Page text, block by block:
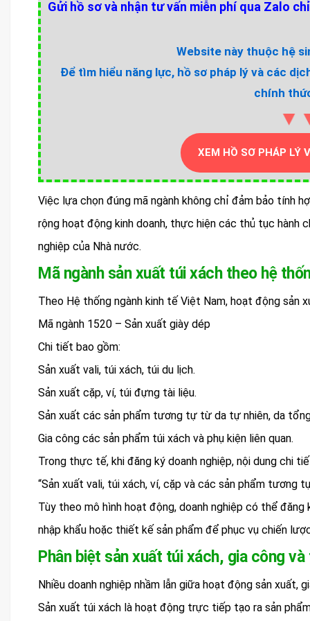
Gửi hồ sơ và nhận tư vấn miễn phí qua Zalo
Website này thuộc hệ
Để tìm hiểu năng lực, hồ sơ pháp lý và các
chính
XEM HỒ SƠ PHÁP LÝ
Việc lựa chọn đúng mã ngành không chỉ đảm bảo tính
rộng hoạt động kinh doanh, thực hiện các thủ tục hành
nghiệp của Nhà nước.
Mã ngành sản xuất túi xách theo hệ
Theo Hệ thống ngành kinh tế Việt Nam, hoạt động
Mã ngành 1520 – Sản xuất giày dép
Chi tiết bao gồm:
Sản xuất vali, túi xách, túi du lịch.
Sản xuất cặp, ví, túi đựng tài liệu.
Sản xuất các sản phẩm tương tự từ da tự nhiên, da
Gia công các sản phẩm túi xách và phụ kiện liên quan.
Trong thực tế, khi đăng ký doanh nghiệp, nội dung chi
“Sản xuất vali, túi xách, ví, cặp và các sản phẩm tương
Tùy theo mô hình hoạt động, doanh nghiệp có thể
nhập khẩu hoặc thiết kế sản phẩm để phục vụ chiến
Phân biệt sản xuất túi xách, gia công
Nhiều doanh nghiệp nhầm lẫn giữa hoạt động sản xuất,
Sản xuất túi xách là hoạt động trực tiếp tạo ra sản